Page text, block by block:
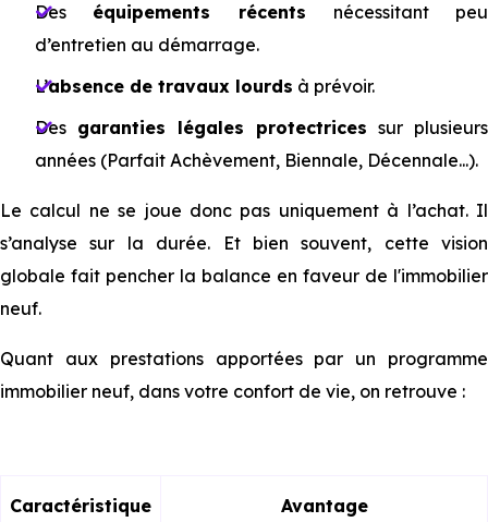
Des équipements récents nécessitant peu
d’entretien au démarrage.
L’absence de travaux lourds à prévoir.
Des garanties légales protectrices sur plusieurs
années (Parfait Achèvement, Biennale, Décennale...).
Le calcul ne se joue donc pas uniquement à l’achat. Il
s’analyse sur la durée. Et bien souvent, cette vision
globale fait pencher la balance en faveur de l'immobilier
neuf.
Quant aux prestations apportées par un programme
immobilier neuf, dans votre confort de vie, on retrouve :
Caractéristique Avantage